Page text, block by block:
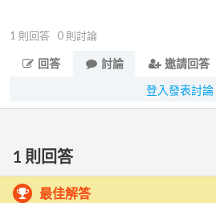
1 則回答 0 則討論
回答
討論 邀請回答
登入發表討論
1 則回答
最佳解答